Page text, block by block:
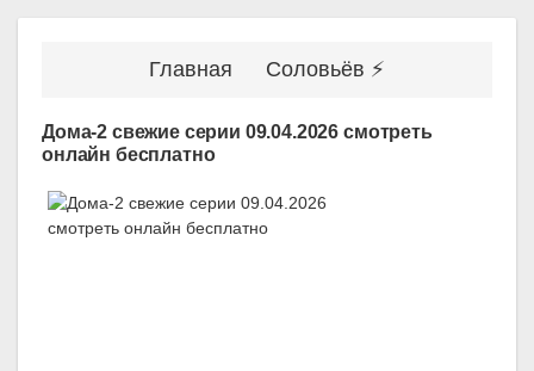
Главная Соловьёв ⚡
Дома-2 свежие серии 09.04.2026 смотреть
онлайн бесплатно